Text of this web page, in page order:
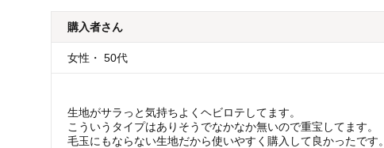
購入者さん
女性 ・ 50代
生地がサラっと気持ちよくヘビロテしてます。
こういうタイプはありそうでなかなか無いので重宝してます。
毛玉にもならない生地だから使いやすく購入して良かったです。